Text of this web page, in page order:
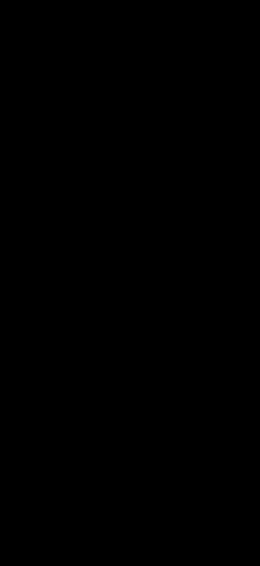
способ
это сохранит вашу
открыть
правильный сайт, не попав на